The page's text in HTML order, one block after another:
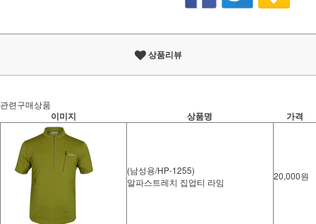
상품리뷰
관련구매상품
이미지 상품명 가격
(남성용/HP-1255)
알파스트레치 집업티 라임
20,000원